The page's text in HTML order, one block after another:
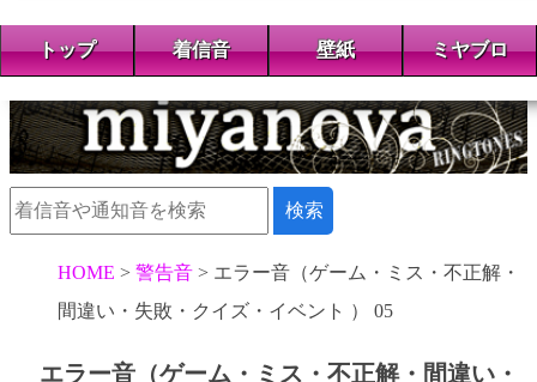
トップ 着信音 壁紙 ミヤブロ
HOME 警告音
エラー音（ゲーム・ミス・不正解・
間違い・失敗・クイズ・イベント ） 05
エラー音（ゲーム・ミス・不正解・間違い・